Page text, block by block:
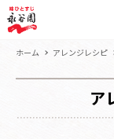
ホーム アレンジレシピ
ア